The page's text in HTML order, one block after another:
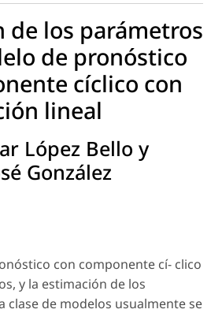
de los parámetros
de pronóstico
cíclico con
lineal
López Bello y
González
con componente cí- clico
y la estimación de los
clase de modelos usualmente se